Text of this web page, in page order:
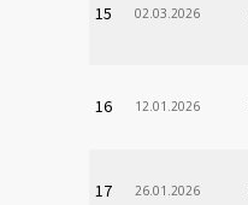
15 02.03.2026
16 12.01.2026
17 26.01.2026